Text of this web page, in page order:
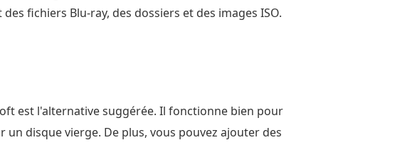
fichiers Blu-ray, des dossiers et des images ISO.
est l'alternative suggérée. Il fonctionne bien pour
un disque vierge. De plus, vous pouvez ajouter des